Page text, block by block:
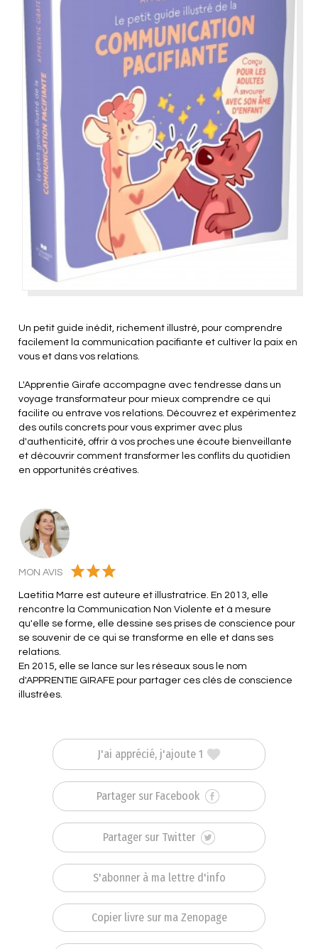
Un petit guide inédit, richement illustré, pour comprendre
facilement la communication pacifiante et cultiver la paix en
vous et dans vos relations.
L'Apprentie Girafe accompagne avec tendresse dans un
voyage transformateur pour mieux comprendre ce qui
facilite ou entrave vos relations. Découvrez et expérimentez
des outils concrets pour vous exprimer avec plus
d'authenticité, offrir à vos proches une écoute bienveillante
et découvrir comment transformer les conflits du quotidien
en opportunités créatives.
MON AVIS
Laetitia Marre est auteure et illustratrice. En 2013, elle
rencontre la Communication Non Violente et à mesure
qu'elle se forme, elle dessine ses prises de conscience pour
se souvenir de ce qui se transforme en elle et dans ses
relations.
En 2015, elle se lance sur les réseaux sous le nom
d'APPRENTIE GIRAFE pour partager ces clés de conscience
illustrées.
J'ai apprécié, j'ajoute 1
Partager sur Facebook
Partager sur Twitter
S'abonner à ma lettre d'info
Copier livre sur ma Zenopage